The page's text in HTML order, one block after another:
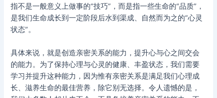
指不是一般意义上做事的“技巧”，而是指一些生命的“品质”，
是我们生命成长到一定阶段后水到渠成、自然而为之的“心灵
状态”。
具体来说，就是创造亲密关系的能力，提升心与心之间交会
的能力。为了保持心理与心灵的健康、丰盈状态，我们需要
学习并提升这种能力，因为惟有亲密关系是满足我们心理成
长、滋养生命的最佳营养，除它别无选择。令人遗憾的是，